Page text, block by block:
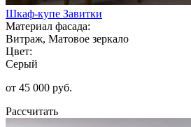
Шкаф-купе Завитки
Материал фасада:
Витраж, Матовое зеркало
Цвет:
Серый
от 45 000 руб.
Рассчитать